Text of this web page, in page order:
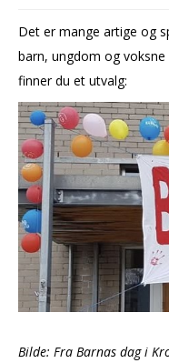
VIGSEL
GRAVFERD
KONTAKT
Det er mange artige og
barn, ungdom og
finner du et utvalg:
Bilde: Fra Barnas dag i